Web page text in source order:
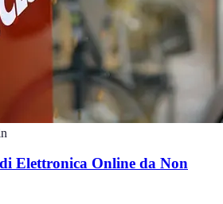
Elettronica Online da Non